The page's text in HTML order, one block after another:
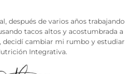
después de varios años trabajando
tacos altos y acostumbrada a
decidí cambiar mi rumbo y estudiar
Integrativa.